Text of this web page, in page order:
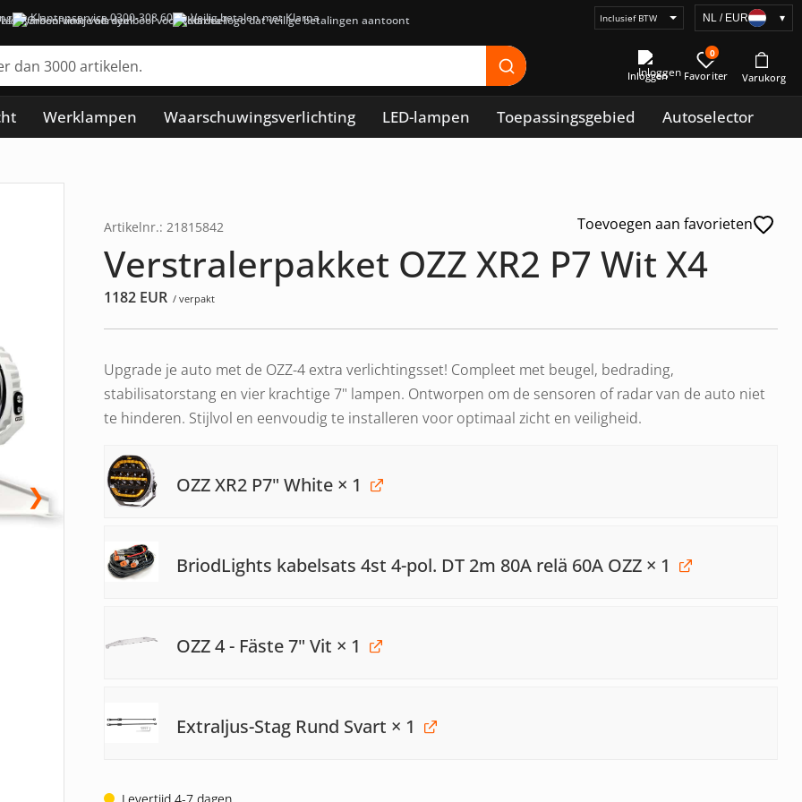
Klantenservice 0300-308 60 Veilig betalen met Klarna
Selecteer
prijsweergave
NL / EUR ▾
Inloggen
0
Werklampen Waarschuwingsverlichting LED-lampen Toepassingsgebied Autoselector
❯
Toevoegen aan favorieten
Artikelnr.: 21815842
Verstralerpakket OZZ XR2 P7 Wit X4
1182 EUR / verpakt
Upgrade je auto met de OZZ-4 extra verlichtingsset! Compleet met beugel, bedrading,
stabilisatorstang en vier krachtige 7" lampen. Ontworpen om de sensoren of radar van de auto niet
te hinderen. Stijlvol en eenvoudig te installeren voor optimaal zicht en veiligheid.
OZZ XR2 P7" White × 1
BriodLights kabelsats 4st 4-pol. DT 2m 80A relä 60A OZZ × 1
OZZ 4 - Fäste 7" Vit × 1
Extraljus-Stag Rund Svart × 1